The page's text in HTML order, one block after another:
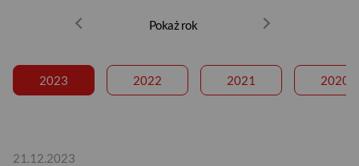
Pokaż rok
2023 2022 2021 2020
21.12.2023